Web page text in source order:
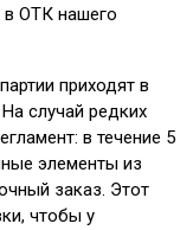
в ОТК нашего
приходят в
случай редких
в течение 5
элементы из
заказ. Этот
чтобы у